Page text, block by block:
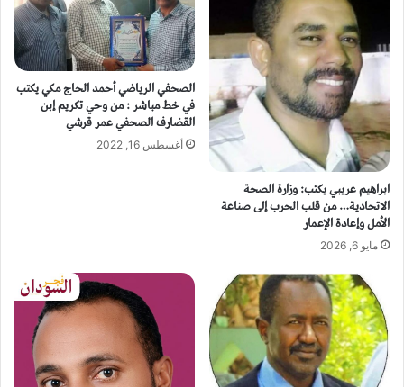
ابراهيم عريبي يكتب: وزارة الصحة
الاتحادية… من قلب الحرب إلى صناعة
الأمل وإعادة الإعمار
مايو 6, 2026
الصحفي الرياضي أحمد الحاج مكي يكتب
في خط مباشر : من وحي تكريم إبن
القضارف الصحفي عمر قرشي
أغسطس 16, 2022